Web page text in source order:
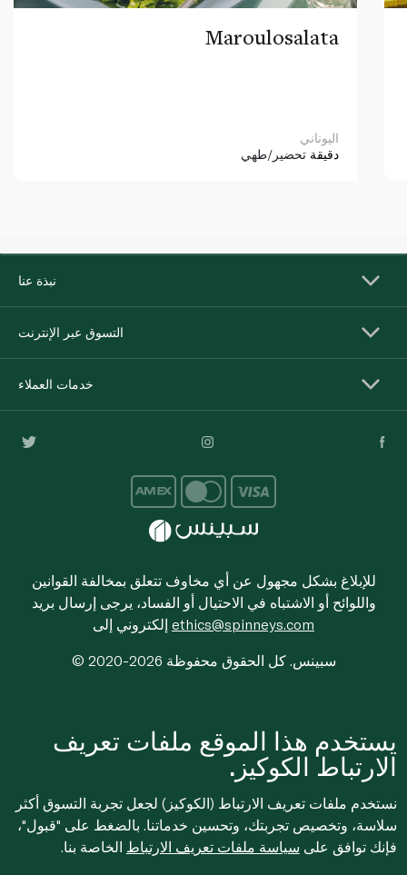
Maroulosalata
اليوناني
دقيقة تحضير/طهي
نبذة عنا
التسوق عبر الإنترنت
خدمات العملاء
للإبلاغ بشكل مجهول عن أي مخاوف تتعلق بمخالفة القوانين
واللوائح أو الاشتباه في الاحتيال أو الفساد، يرجى إرسال بريد
ethics@spinneys.com
© 2020-2026 سبينس. كل الحقوق محفوظة
يستخدم هذا الموقع ملفات تعريف
الارتباط الكوكيز.
نستخدم ملفات تعريف الارتباط (الكوكيز) لجعل تجربة التسوق أكثر
سلاسة، وتخصيص تجربتك، وتحسين خدماتنا. بالضغط على "قبول"،
فإنك توافق على سياسة ملفات تعريف الارتباط الخاصة بنا.